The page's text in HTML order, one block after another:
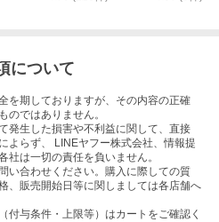
について
を期しておりますが、その内容の正確
のではありません。
発生した損害や不利益に関して、直接
よらず、 LINEヤフー株式会社、情報提
社は一切の責任を負いません。
い合わせください。購入に際しての質
、販売開始日等に関しましては各店舗へ
付与条件・上限等）はカートをご確認く